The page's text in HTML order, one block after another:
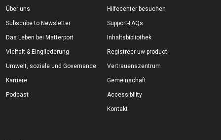
Über uns
Subscribe to Newsletter
Das Leben bei Matterport
Vielfalt & Eingliederung
Umwelt, soziale und Governance
Karriere
Podcast
Hilfecenter besuchen
Support-FAQs
Inhaltsbibliothek
Registreer uw product
Vertrauenszentrum
Gemeinschaft
Accessibility
Kontakt